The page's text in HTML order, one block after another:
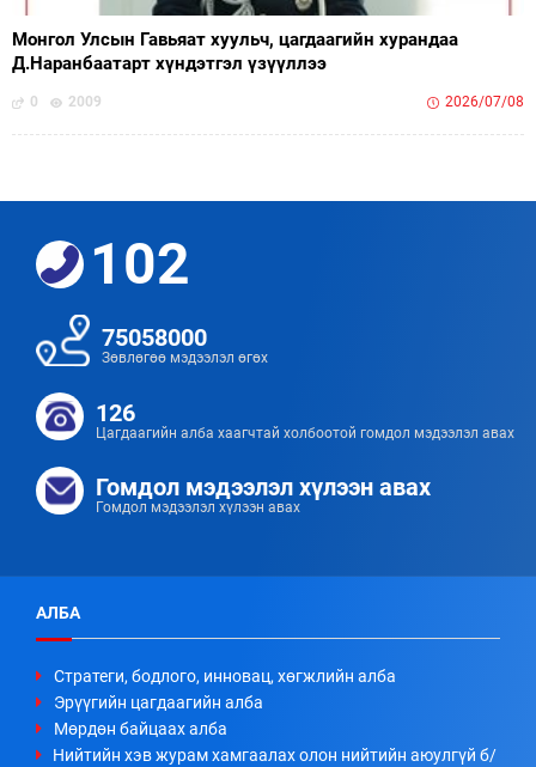
Монгол Улсын Гавьяат хуульч, цагдаагийн хурандаа
Д.Наранбаатарт хүндэтгэл үзүүллээ
0 2009 2026/07/08
102
75058000
Зөвлөгөө мэдээлэл өгөх
126
Цагдаагийн алба хаагчтай холбоотой гомдол мэдээлэл авах
Гомдол мэдээлэл хүлээн авах
Гомдол мэдээлэл хүлээн авах
АЛБА
Стратеги, бодлого, инновац, хөгжлийн алба
Эрүүгийн цагдаагийн алба
Мөрдөн байцаах алба
Нийтийн хэв журам хамгаалах олон нийтийн аюулгүй б/